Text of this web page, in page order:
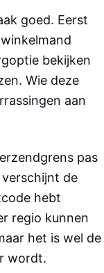
goed. Eerst
bekijken
Wie deze
aan
pas
de
hebt
regio kunnen
het is wel de
wordt.